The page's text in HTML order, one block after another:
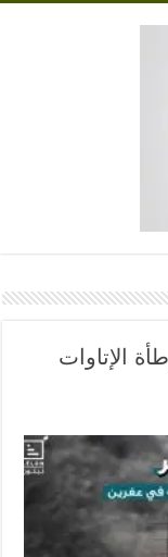
الإتاوات